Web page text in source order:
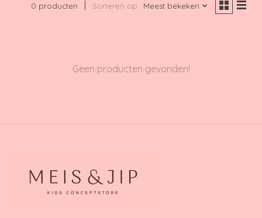
0 producten Sorteren op Meest bekeken
Geen producten gevonden!